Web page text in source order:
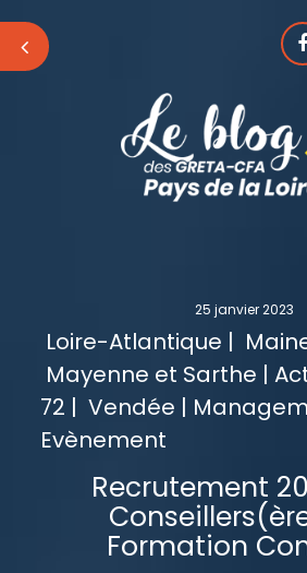
25 janvier 2023
Loire-Atlantique |
Mayenne et Sarthe |
72 | Vendée |
Evènement
Recrutement
Formation